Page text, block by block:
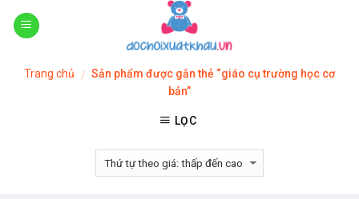
Skip
Trang chủ / Sản phẩm được gắn thẻ “giáo cụ trường học cơ
bản”
LỌC